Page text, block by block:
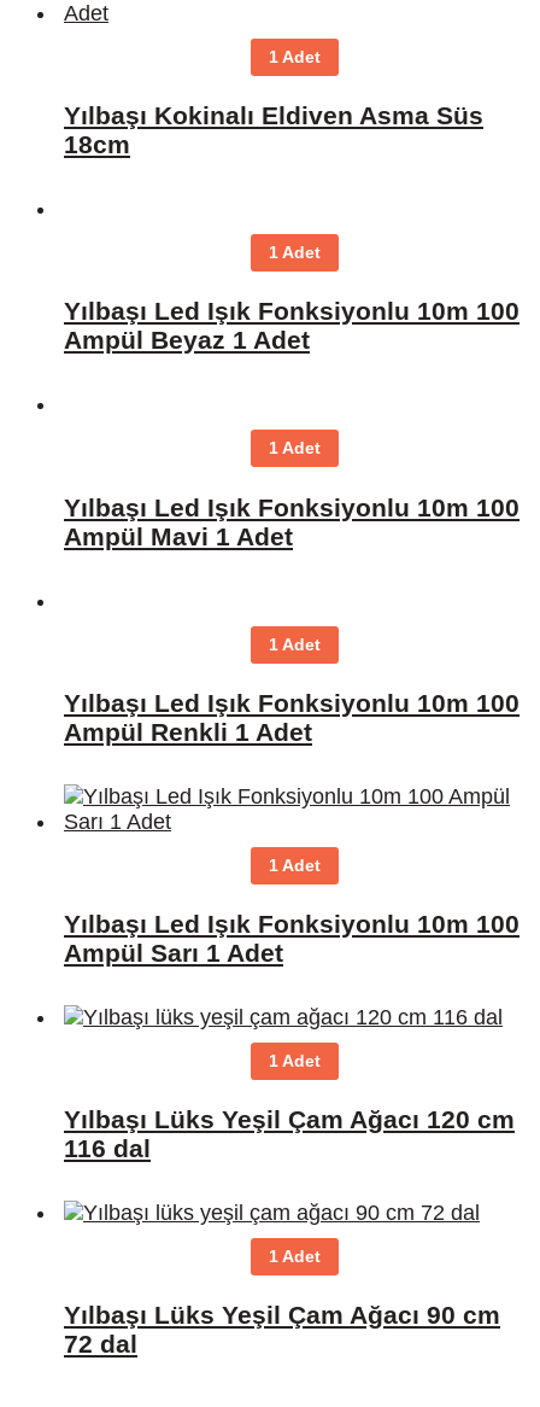
1 Adet
Yılbaşı Kokinalı Eldiven Asma Süs
18cm
1 Adet
Yılbaşı Led Işık Fonksiyonlu 10m 100
Ampül Beyaz 1 Adet
1 Adet
Yılbaşı Led Işık Fonksiyonlu 10m 100
Ampül Mavi 1 Adet
1 Adet
Yılbaşı Led Işık Fonksiyonlu 10m 100
Ampül Renkli 1 Adet
1 Adet
Yılbaşı Led Işık Fonksiyonlu 10m 100
Ampül Sarı 1 Adet
1 Adet
Yılbaşı Lüks Yeşil Çam Ağacı 120 cm
116 dal
1 Adet
Yılbaşı Lüks Yeşil Çam Ağacı 90 cm
72 dal